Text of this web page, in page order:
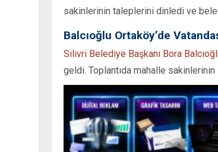
sakinlerinin taleplerini dinledi ve
Balcıoğlu Ortaköy’de
Silivri Belediye Başkanı Bora
geldi. Toplantıda mahalle